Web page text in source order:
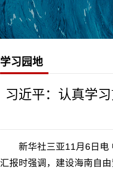
学习园地
习近平：认真学
新华社三亚11月6日电
汇报时强调，建设海南自